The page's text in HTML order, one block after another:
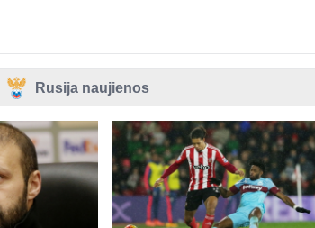
Rusija naujienos